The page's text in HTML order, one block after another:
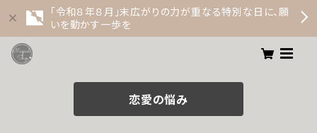
「令和８年８月」末広がりの力が重なる特別な日に、願
いを動かす一歩を
恋愛の悩み